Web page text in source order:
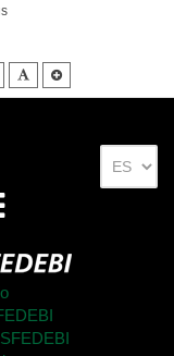
Smaller
font
Default
font